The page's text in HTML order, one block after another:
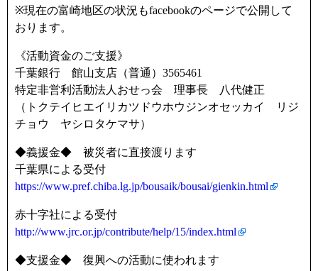
※現在の富崎地区の状況もfacebookのページで公開して
おります。
《活動資金のご支援》
千葉銀行 館山支店（普通）3565461
特定非営利活動法人おせっ会 理事長 八代健正
（トクテイヒエイリカツドウホウジンオセッカイ リジ
チョウ ヤシロタケマサ）
◆義援金◆ 被災者に直接渡ります
千葉県による受付
https://www.pref.chiba.lg.jp/bousaik/bousai/gienkin.html
赤十字社による受付
http://www.jrc.or.jp/contribute/help/15/index.html
◆支援金◆ 復興への活動に使われます